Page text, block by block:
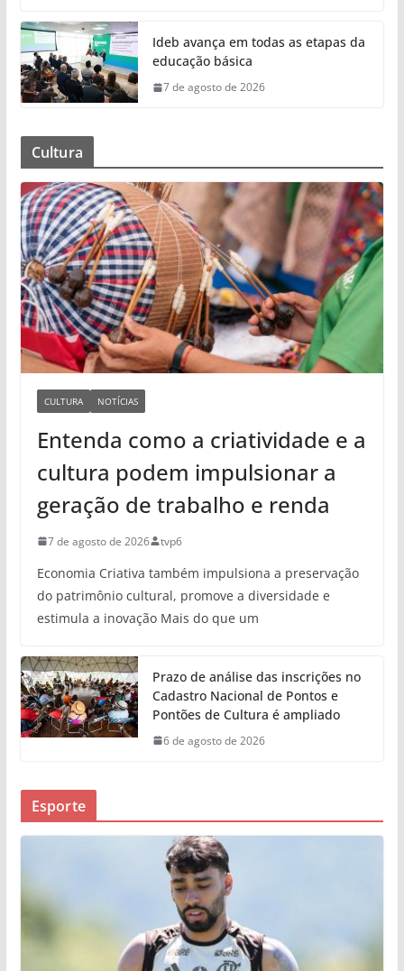
Ideb avança em todas as etapas da
educação básica
7 de agosto de 2026
Cultura
CULTURA NOTÍCIAS
Entenda como a criatividade e a
cultura podem impulsionar a
geração de trabalho e renda
7 de agosto de 2026 tvp6
Economia Criativa também impulsiona a preservação
do patrimônio cultural, promove a diversidade e
estimula a inovação Mais do que um
Prazo de análise das inscrições no
Cadastro Nacional de Pontos e
Pontões de Cultura é ampliado
6 de agosto de 2026
Esporte